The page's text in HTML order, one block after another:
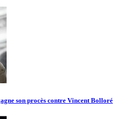
son procès contre Vincent Bolloré